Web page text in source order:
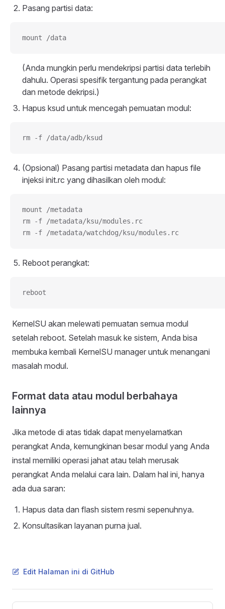
Pasang partisi data:
mount /data
(Anda mungkin perlu mendekripsi partisi data terlebih
dahulu. Operasi spesifik tergantung pada perangkat
dan metode dekripsi.)
Hapus ksud untuk mencegah pemuatan modul:
rm -f /data/adb/ksud
(Opsional) Pasang partisi metadata dan hapus file
injeksi init.rc yang dihasilkan oleh modul:
mount /metadata
rm -f /metadata/ksu/modules.rc
rm -f /metadata/watchdog/ksu/modules.rc
Reboot perangkat:
reboot
KernelSU akan melewati pemuatan semua modul
setelah reboot. Setelah masuk ke sistem, Anda bisa
membuka kembali KernelSU manager untuk menangani
masalah modul.
Format data atau modul berbahaya
lainnya
Jika metode di atas tidak dapat menyelamatkan
perangkat Anda, kemungkinan besar modul yang Anda
instal memiliki operasi jahat atau telah merusak
perangkat Anda melalui cara lain. Dalam hal ini, hanya
ada dua saran:
Hapus data dan flash sistem resmi sepenuhnya.
Konsultasikan layanan purna jual.
Edit Halaman ini di GitHub